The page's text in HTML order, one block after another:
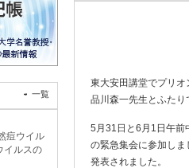
東大安田講堂でプリ
品川森一先生とふた
5月31日と6月1日午前
の緊急集会に参加し
発表されました。
一覧
痘ウイル
イルスの